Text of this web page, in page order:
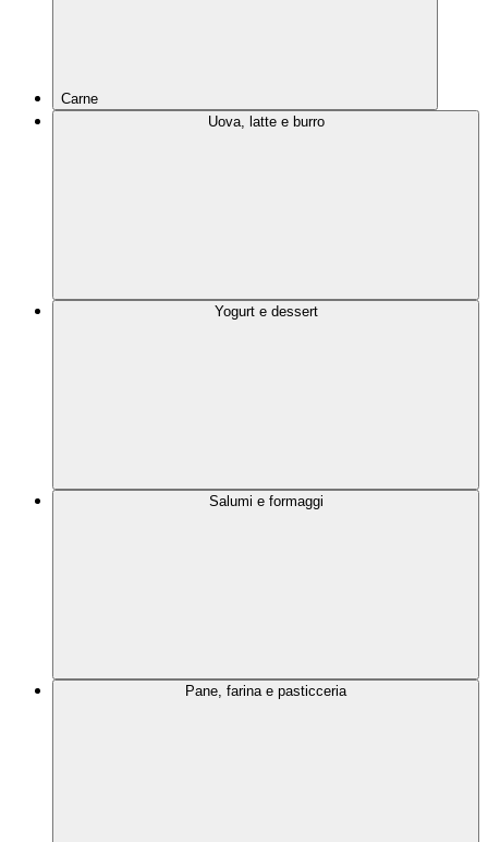
Carne
Uova, latte e burro
Yogurt e dessert
Salumi e formaggi
Pane, farina e pasticceria